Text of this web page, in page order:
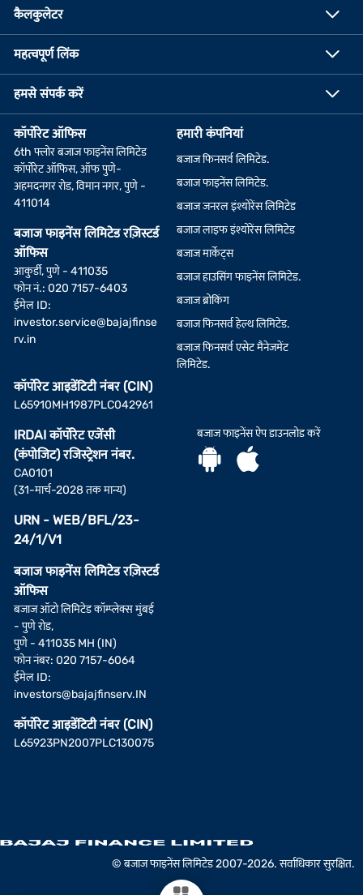
कैलकुलेटर
महत्वपूर्ण लिंक
हमसे संपर्क करें
कॉर्पोरेट ऑफिस
6th फ्लोर बजाज फाइनेंस लिमिटेड
कॉर्पोरेट ऑफिस, ऑफ पुणे-
अहमदनगर रोड, विमान नगर, पुणे -
411014
बजाज फाइनेंस लिमिटेड रज़िस्टर्ड
ऑफिस
आकुर्डी, पुणे - 411035
फोन नं.: 020 7157-6403
ईमेल ID:
investor.service@bajajfinse
rv.in
कॉर्पोरेट आइडेंटिटी नंबर (CIN)
L65910MH1987PLC042961
IRDAI कॉर्पोरेट एजेंसी
(कंपोजिट) रजिस्ट्रेशन नंबर.
CA0101
(31-मार्च-2028 तक मान्य)
URN - WEB/BFL/23-
24/1/V1
बजाज फाइनेंस लिमिटेड रज़िस्टर्ड
ऑफिस
बजाज ऑटो लिमिटेड कॉम्प्लेक्स मुंबई
- पुणे रोड,
पुणे - 411035 MH (IN)
फोन नंबर: 020 7157-6064
ईमेल ID:
investors@bajajfinserv.IN
कॉर्पोरेट आइडेंटिटी नंबर (CIN)
L65923PN2007PLC130075
हमारी कंपनियां
बजाज फिनसर्व लिमिटेड.
बजाज फाइनेंस लिमिटेड.
बजाज जनरल इंश्योरेंस लिमिटेड
बजाज लाइफ इंश्योरेंस लिमिटेड
बजाज मार्केट्स
बजाज हाउसिंग फाइनेंस लिमिटेड.
बजाज ब्रोकिंग
बजाज फिनसर्व हेल्थ लिमिटेड.
बजाज फिनसर्व एसेट मैनेजमेंट
लिमिटेड.
बजाज फाइनेंस ऐप डाउनलोड करें
© बजाज फाइनेंस लिमिटेड 2007-2026. सर्वाधिकार सुरक्षित.